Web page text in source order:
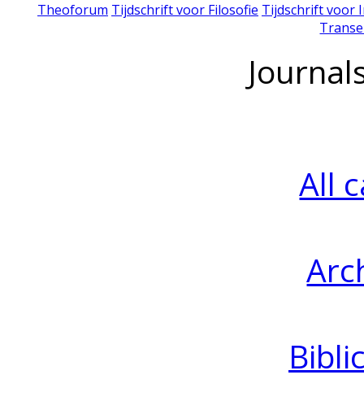
Theoforum Tijdschrift voor Filosofie Tijdschrift voor
All